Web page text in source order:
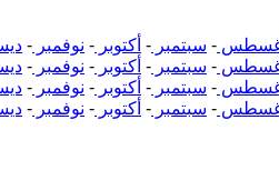
- سبتمبر - أكتوبر - نوفمبر -
- سبتمبر - أكتوبر - نوفمبر -
- سبتمبر - أكتوبر - نوفمبر -
- سبتمبر - أكتوبر - نوفمبر -